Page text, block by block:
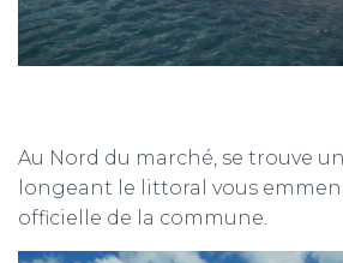
Au Nord du marché, se trouve
longeant le littoral vous
officielle de la commune.